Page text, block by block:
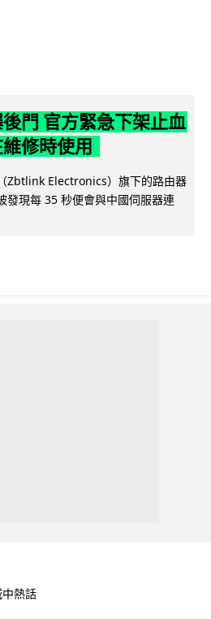
門 官方緊急下架止血
修時使用
Zbtlink Electronics）旗下的路由器
發現每 35 秒便會與中國伺服器連
熱話